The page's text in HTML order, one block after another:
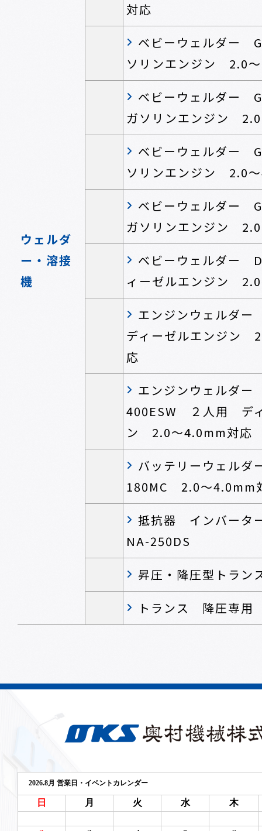
ウェルダ
ー・溶接
機
対応
ベビーウェルダー
ソリンエンジン 2.0
ベビーウェルダー
ガソリンエンジン
ベビーウェルダー
ソリンエンジン 2.0
ベビーウェルダー
ガソリンエンジン
ベビーウェルダー
ィーゼルエンジン
エンジンウェルダ
ディーゼルエンジン
応
エンジンウェルダ
400ESW ２人用 デ
ン 2.0～4.0mm対応
バッテリーウェル
180MC 2.0～4.0mm
抵抗器 インバー
NA-250DS
昇圧・降圧型トラ
トランス 降圧専